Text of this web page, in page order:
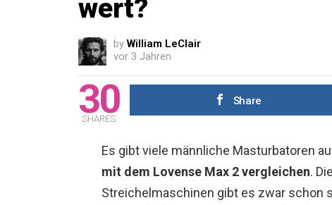
wert?
by William LeClair
vor 3 Jahren
30
SHARES
Share
Es gibt viele männliche Masturbatoren
mit dem Lovense Max 2 vergleichen.
Streichelmaschinen gibt es zwar schon